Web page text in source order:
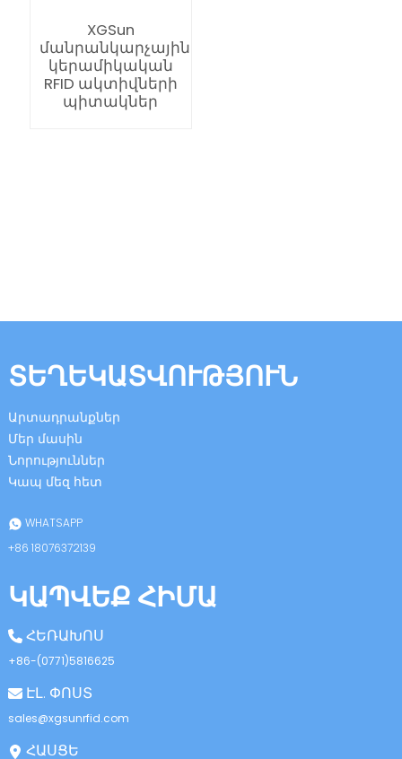
XGSun
մանրանկարչային
կերամիկական
RFID ակտիվների
պիտակներ
ՏԵՂԵԿԱՏՎՈՒԹՅՈՒՆ
Արտադրանքներ
Մեր մասին
Նորություններ
Կապ մեզ հետ
WHATSAPP
+86 18076372139
ԿԱՊՎԵՔ ՀԻՄԱ
ՀԵՌԱԽՈՍ
+86-(0771)5816625
ԷԼ. ՓՈՍՏ
sales@xgsunrfid.com
ՀԱՍՑԵ